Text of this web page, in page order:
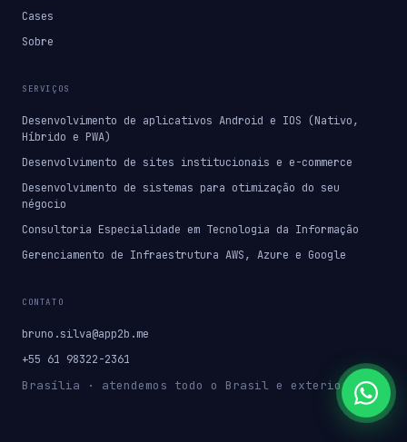
Cases
Sobre
SERVIÇOS
Desenvolvimento de aplicativos Android e IOS (Nativo,
Híbrido e PWA)
Desenvolvimento de sites institucionais e e-commerce
Desenvolvimento de sistemas para otimização do seu
négocio
Consultoria Especialidade em Tecnologia da Informação
Gerenciamento de Infraestrutura AWS, Azure e Google
CONTATO
bruno.silva@app2b.me
+55 61 98322-2361
Brasília · atendemos todo o Brasil e exterior